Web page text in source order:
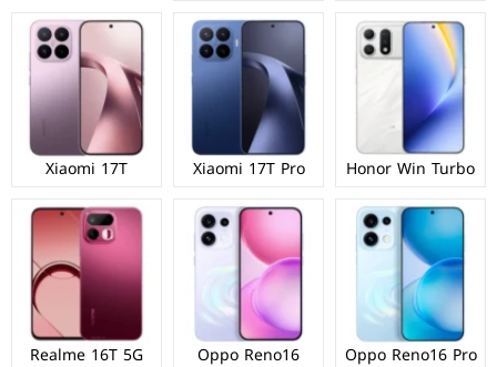
Honor Win Turbo
Xiaomi 17T Pro
Xiaomi 17T
Oppo Reno16 Pro
Oppo Reno16
Realme 16T 5G